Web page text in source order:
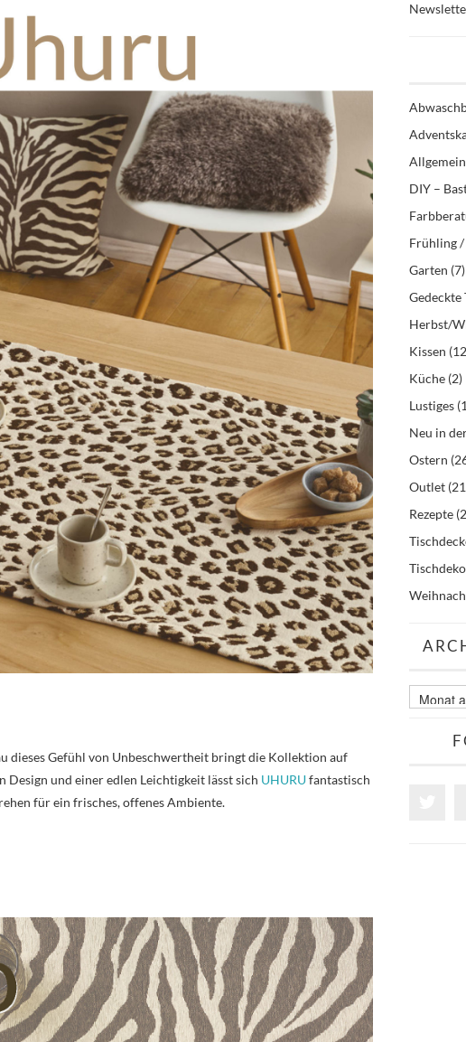
dieses Gefühl von Unbeschwertheit bringt die Kollektion auf
Design und einer edlen Leichtigkeit lässt sich UHURUfantastisch
für ein frisches, offenes Ambiente.
Allgemein
DIY –
Frühling
Garten (7)
Gedeckte
Herbst/
Kissen
Küche (2)
Lustiges
Neu in
Ostern
Outlet
Rezepte
Tischdeko
Archiv
älterer